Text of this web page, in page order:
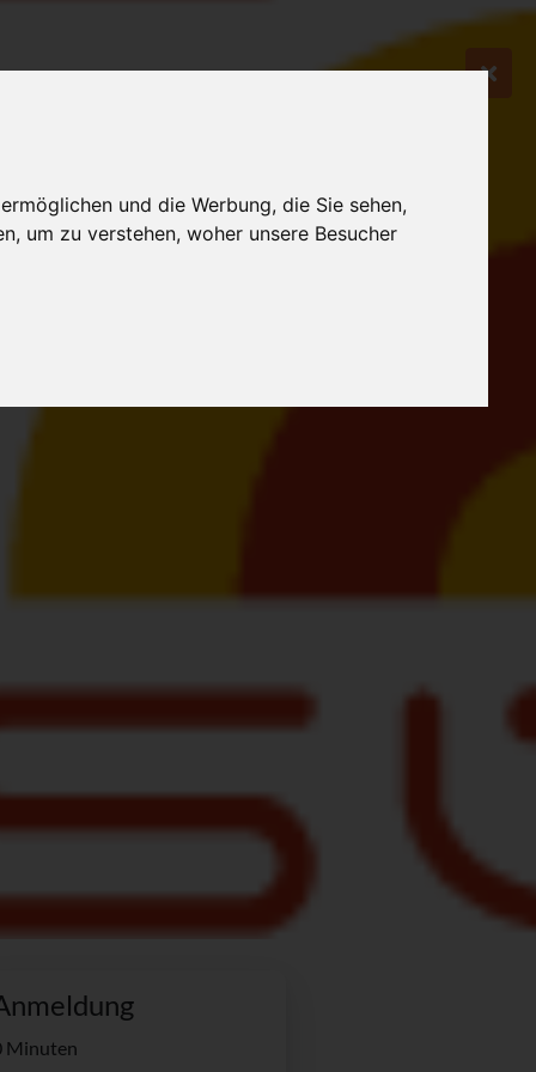
und die Werbung, die Sie sehen,
um zu verstehen, woher unsere Besucher
Minuten